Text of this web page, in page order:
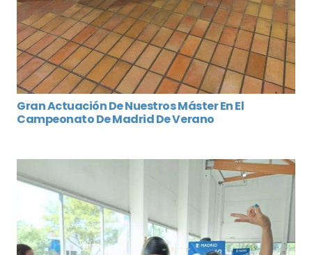
Gran Actuación De Nuestros Máster En El
Campeonato De Madrid De Verano